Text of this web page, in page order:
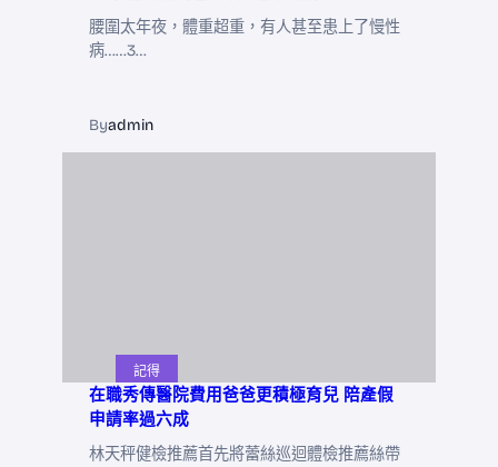
腰圍太年夜，體重超重，有人甚至患上了慢性
病……3…
Byadmin
記得
在職秀傳醫院費用爸爸更積極育兒 陪產假
申請率過六成
林天秤健檢推薦首先將蕾絲巡迴體檢推薦絲帶